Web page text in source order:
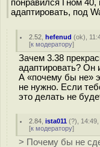
понравился Гном
адаптировать, под
2.52 ,hefenud (ok),
[к модератору]
Зачем 3.38
адаптировать? Он
А «почему бы не»
не нужно. Если
это делать не
2.84 ,ista011 (?),
[к модератору]
> Почему бы не